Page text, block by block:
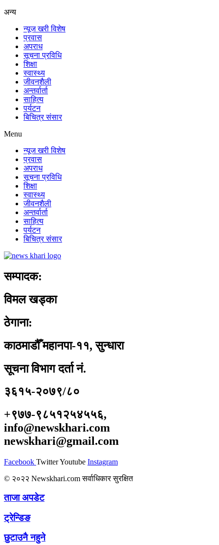
अन्य
न्यूज खरी विशेष
प्रवास
अपराध
सूचना प्रविधि
शिक्षा
स्वास्थ्य
जीवनशैली
अन्तर्वार्ता
साहित्य
पर्यटन
बिचित्र संसार
Menu
न्यूज खरी विशेष
प्रवास
अपराध
सूचना प्रविधि
शिक्षा
स्वास्थ्य
जीवनशैली
अन्तर्वार्ता
साहित्य
पर्यटन
बिचित्र संसार
सम्पादक:
विमल खड्का
ठेगाना:
काठमाडौँ महानपा-११, सुन्धारा
सूचना विभाग दर्ता नं.
३६१५-२०७९/८०
+९७७-९८५१२५४५५६,
info@newskhari.com
newskhari@gmail.com
Facebook TwitterYoutube Instagram
© २०२२ Newskhari.com सर्वाधिकार सुरक्षित
ताजा अपडेट
ट्रेन्डिङ
छुटाउनै नहुने